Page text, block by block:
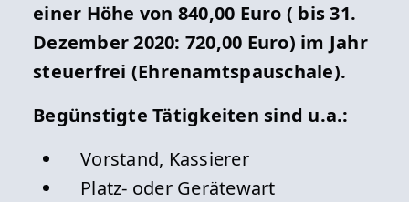
einer Höhe von 840,00 Euro ( bis 31.
Dezember 2020: 720,00 Euro) im Jahr
steuerfrei (Ehrenamtspauschale).
Begünstigte Tätigkeiten sind u.a.:
Vorstand, Kassierer
Platz- oder Gerätewart